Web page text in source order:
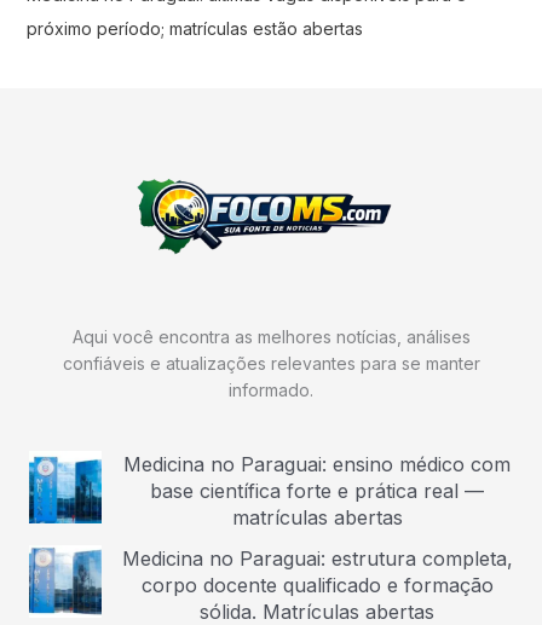
próximo período; matrículas estão abertas
Aqui você encontra as melhores notícias, análises
confiáveis e atualizações relevantes para se manter
informado.
Medicina no Paraguai: ensino médico com
base científica forte e prática real —
matrículas abertas
Medicina no Paraguai: estrutura completa,
corpo docente qualificado e formação
sólida. Matrículas abertas